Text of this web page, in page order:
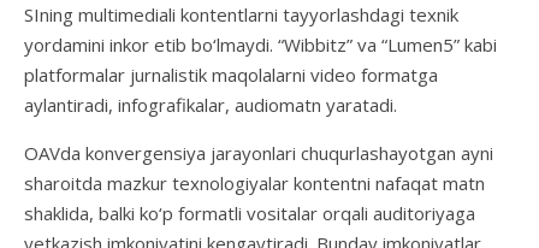
SIning multimediali kontentlarni tayyorlashdagi texnik
yordamini inkor etib bo‘lmaydi. “Wibbitz” va “Lumen5” kabi
platformalar jurnalistik maqolalarni video formatga
aylantiradi, infografikalar, audiomatn yaratadi.
OAVda konvergensiya jarayonlari chuqurlashayotgan ayni
sharoitda mazkur texnologiyalar kontentni nafaqat matn
shaklida, balki ko‘p formatli vositalar orqali auditoriyaga
yetkazish imkoniyatini kengaytiradi. Bunday imkoniyatlar